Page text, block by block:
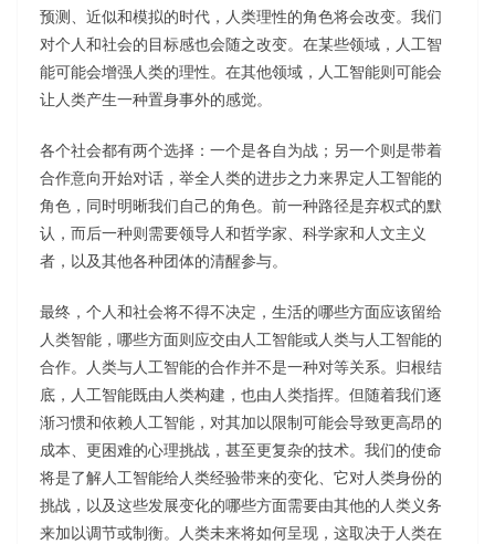
预测、近似和模拟的时代，人类理性的角色将会改变。我们
对个人和社会的目标感也会随之改变。在某些领域，人工智
能可能会增强人类的理性。在其他领域，人工智能则可能会
让人类产生一种置身事外的感觉。
各个社会都有两个选择：一个是各自为战；另一个则是带着
合作意向开始对话，举全人类的进步之力来界定人工智能的
角色，同时明晰我们自己的角色。前一种路径是弃权式的默
认，而后一种则需要领导人和哲学家、科学家和人文主义
者，以及其他各种团体的清醒参与。
最终，个人和社会将不得不决定，生活的哪些方面应该留给
人类智能，哪些方面则应交由人工智能或人类与人工智能的
合作。人类与人工智能的合作并不是一种对等关系。归根结
底，人工智能既由人类构建，也由人类指挥。但随着我们逐
渐习惯和依赖人工智能，对其加以限制可能会导致更高昂的
成本、更困难的心理挑战，甚至更复杂的技术。我们的使命
将是了解人工智能给人类经验带来的变化、它对人类身份的
挑战，以及这些发展变化的哪些方面需要由其他的人类义务
来加以调节或制衡。人类未来将如何呈现，这取决于人类在